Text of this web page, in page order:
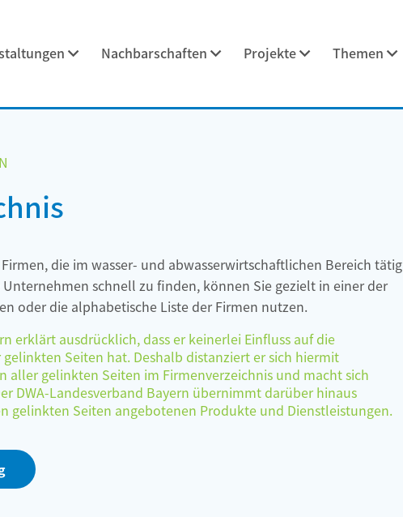
Nachbarschaften Projekte Themen
die im wasser- und abwasserwirtschaftlichen Bereich tätig
Unternehmen schnell zu finden, können Sie gezielt in einer der
oder die alphabetische Liste der Firmen nutzen.
erklärt ausdrücklich, dass er keinerlei Einfluss auf die
Seiten hat. Deshalb distanziert er sich hiermit
aller gelinkten Seiten im Firmenverzeichnis und macht sich
DWA-Landesverband Bayern übernimmt darüber hinaus
gelinkten Seiten angebotenen Produkte und Dienstleistungen.